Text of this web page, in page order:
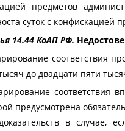
предметов
суток с
14.44 КоАП РФ.
соответствия
до двадцати пяти
соответствия
предусмотрена
в случае,